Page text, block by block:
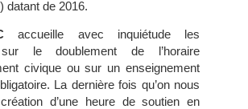
datant de 2016.
accueille avec inquiétude les
le doublement de l’horaire
civique ou sur un enseignement
La dernière fois qu’on nous
d’une heure de soutien en